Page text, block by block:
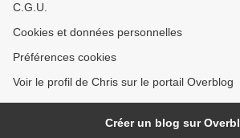
C.G.U.
Cookies et données personnelles
Préférences cookies
Voir le profil de Chris sur le portail Overblog
Créer un blog sur